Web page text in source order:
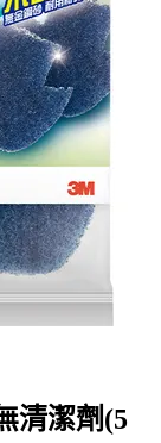
清潔劑(5